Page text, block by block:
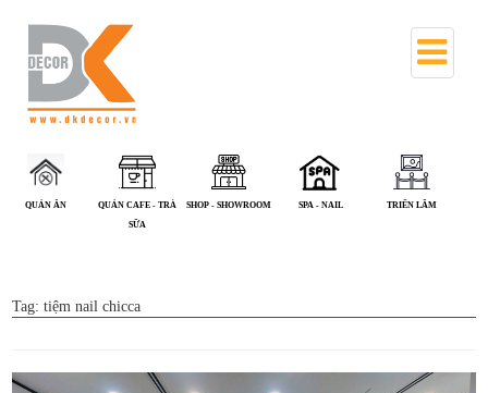
QUÁN CAFE - TRÀ
SHOP - SHOWROOM SPA - NAIL TRIỂN LÃM VĂN PHÒNG
Tag:tiệm nail chicca